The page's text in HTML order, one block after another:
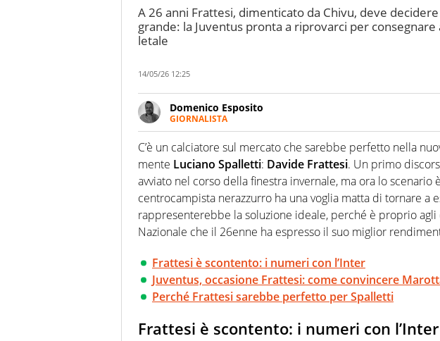
A 26 anni Frattesi, dimenticato da Chivu, deve
grande: la Juventus pronta a riprovarci per consegnare
letale
14/05/26 12:25
Domenico Esposito
GIORNALISTA
Da vent’anni in campo e sul campo per vivere ogni
Passione smisurata per il calcio e per la sfera di cuoio. Il
guai a dirgli di no
C’è un calciatore sul mercato che sarebbe perfetto nella
mente Luciano Spalletti: Davide Frattesi. Un primo
avviato nel corso della finestra invernale, ma ora lo scenario
centrocampista nerazzurro ha una voglia matta di tornare a
rappresenterebbe la soluzione ideale, perché è proprio agli
Nazionale che il 26enne ha espresso il suo miglior
Frattesi è scontento: i numeri con l’Inter
Juventus, occasione Frattesi: come convincere
Perché Frattesi sarebbe perfetto per Spalletti
Frattesi è scontento: i numeri con l’Inter